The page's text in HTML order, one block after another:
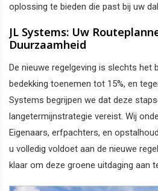
oplossing te bieden die past bij uw
JL Systems: Uw
Duurzaamheid
De nieuwe regelgeving is slechts het
bedekking toenemen tot 15%, en
Systems begrijpen we dat deze
langetermijnstrategie vereist. Wij
Eigenaars, erfpachters, en
u volledig voldoet aan de nieuwe
klaar om deze groene uitdaging aan